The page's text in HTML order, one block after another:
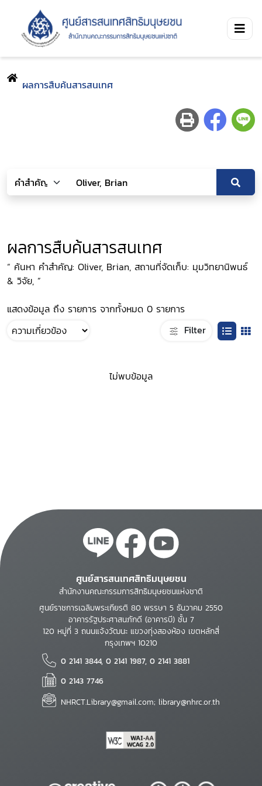
ผลการสืบค้นสารสนเทศ
ผลการสืบค้นสารสนเทศ
“ ค้นหา คำสำคัญ: Oliver, Brian, สถานที่จัดเก็บ: มุมวิทยานิพนธ์
& วิจัย, ”
แสดงข้อมูล ถึง รายการ จากทั้งหมด 0 รายการ
Filter
ไม่พบข้อมูล
ศูนย์สารสนเทศสิทธิมนุษยชน
สำนักงานคณะกรรมการสิทธิมนุษยชนแห่งชาติ
ศูนย์ราชการเฉลิมพระเกียรติ 80 พรรษา 5 ธันวาคม 2550
อาคารรัฐประศาสนภักดี (อาคารบี) ชั้น 7
120 หมู่ที่ 3 ถนนแจ้งวัฒนะ แขวงทุ่งสองห้อง เขตหลักสี่
กรุงเทพฯ 10210
0 2141 3844, 0 2141 1987, 0 2141 3881
0 2143 7746
NHRCT.Library@gmail.com; library@nhrc.or.th